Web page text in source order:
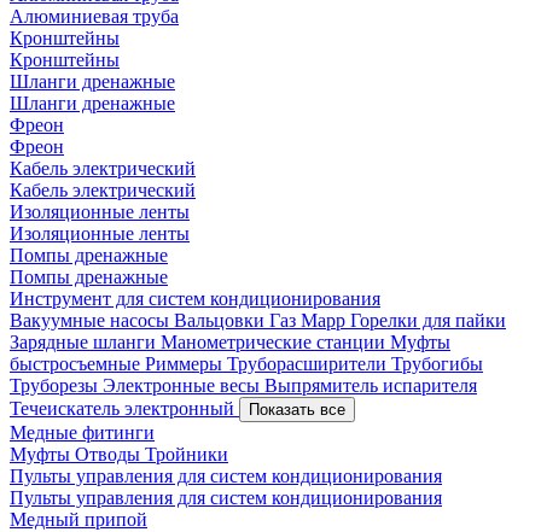
Алюминиевая труба
Кронштейны
Кронштейны
Шланги дренажные
Шланги дренажные
Фреон
Фреон
Кабель электрический
Кабель электрический
Изоляционные ленты
Изоляционные ленты
Помпы дренажные
Помпы дренажные
Инструмент для систем кондиционирования
Вакуумные насосы Вальцовки Газ Mapp Горелки для пайки
Зарядные шланги Манометрические станции Муфты
быстросъемные Риммеры Труборасширители Трубогибы
Труборезы Электронные весы Выпрямитель испарителя
Течеискатель электронный
Показать все
Медные фитинги
Муфты Отводы Тройники
Пульты управления для систем кондиционирования
Пульты управления для систем кондиционирования
Медный припой